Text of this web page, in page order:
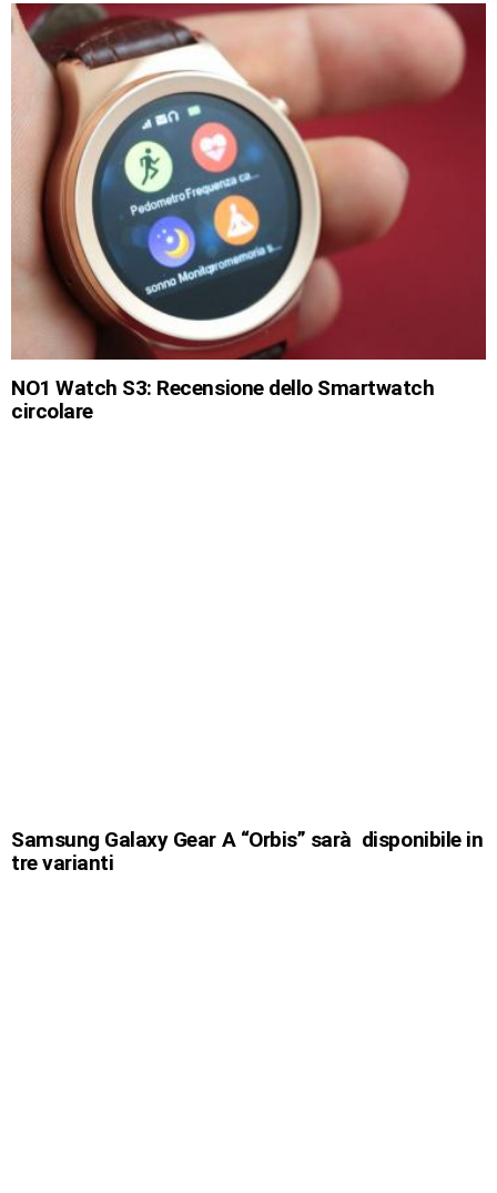
NO1 Watch S3: Recensione dello Smartwatch
circolare
Samsung Galaxy Gear A “Orbis” sarà disponibile in
tre varianti